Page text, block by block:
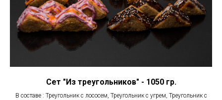
Сет "Из треугольников" - 1050 гр.
В составе : Треугольник с лососем, Треугольник с угрем, Треугольник с